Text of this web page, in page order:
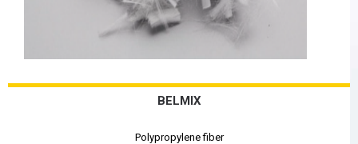
BELMIX
Polypropylene fiber